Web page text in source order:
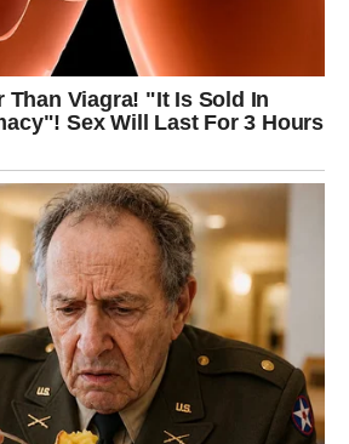
ljubav velikodušno, ali u poslednje
osećali neshvaćeno. Možda ste imali
podrazumeva.
Energija između vas i partnera
više pažnje, više dodira, više
oseća da je cenjen.
nesporazuma koji su vas